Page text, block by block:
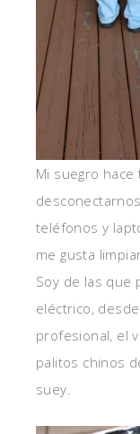
Mi suegro
teléfonos y
me gusta
Soy de las que
eléctrico,
profesional, el
palitos chinos
suey.